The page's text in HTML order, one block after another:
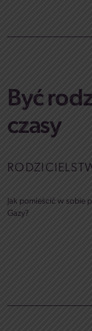
Być
czasy
Jak pomieścić w sobie
Gazy?